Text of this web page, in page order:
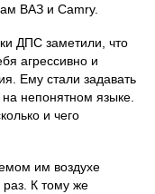
ВАЗ и Camry.
ДПС заметили, что
агрессивно и
Ему стали задавать
непонятном языке.
и чего
им воздухе
К тому же